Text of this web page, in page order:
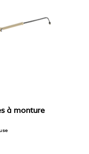
à monture